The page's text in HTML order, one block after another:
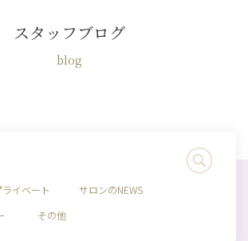
スタッフブログ
blog
ライベート
サロンのNEWS
その他